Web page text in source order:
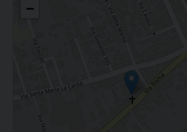
−